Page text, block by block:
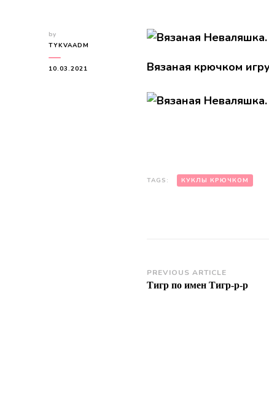
by
TYKVAADM
10.03.2021 Вязаная крючком
TAGS: КУКЛЫ КРЮЧКОМ
Post
Navigation
PREVIOUS ARTICLE
Тигр по имен Тигр-р-р